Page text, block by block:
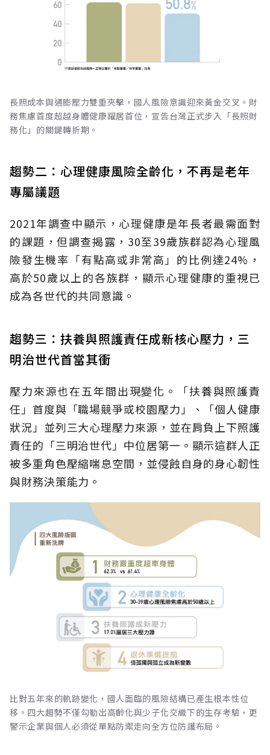
長照成本與通膨壓力雙重夾擊，國人風險意識迎來黃金交叉。財
務焦慮首度超越身體健康躍居首位，宣告台灣正式步入「長照財
務化」的關鍵轉折期。
趨勢二：心理健康風險全齡化，不再是老年
專屬議題
2021年調查中顯示，心理健康是年長者最需面對
的課題，但調查揭露，30至39歲族群認為心理風
險發生機率「有點高或非常高」的比例達24%，
高於50歲以上的各族群，顯示心理健康的重視已
成為各世代的共同意識。
趨勢三：扶養與照護責任成新核心壓力，三
明治世代首當其衝
壓力來源也在五年間出現變化。「扶養與照護責
任」首度與「職場競爭或校園壓力」、「個人健康
狀況」並列三大心理壓力來源，並在肩負上下照護
責任的「三明治世代」中位居第一。顯示這群人正
被多重角色壓縮喘息空間，並侵蝕自身的身心韌性
與財務決策能力。
比對五年來的軌跡變化，國人面臨的風險結構已產生根本性位
移。四大趨勢不僅勾勒出高齡化與少子化交織下的生存考驗，更
警示企業與個人必須從單點防禦走向全方位防護布局。